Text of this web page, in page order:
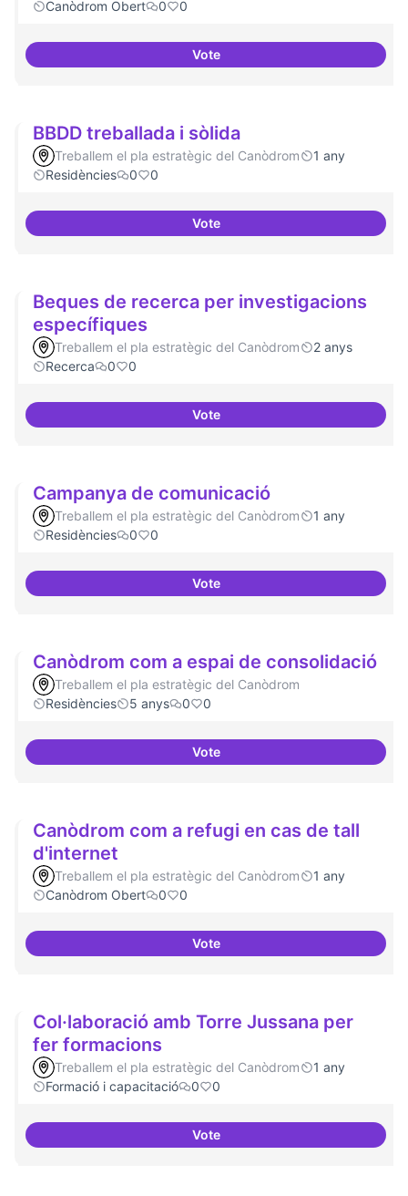
Canòdrom Obert 0 0
VoteBar obert, que sigui punt de
BBDD treballada i sòlida
Treballem el pla estratègic del Canòdrom
1 any
Residències
0 0
VoteBBDD treballada i sòlida
Beques de recerca per investigacions
específiques
Treballem el pla estratègic del Canòdrom
2 anys
Recerca
0 0
VoteBeques de recerca per
Campanya de comunicació
Treballem el pla estratègic del Canòdrom
1 any
Residències
0 0
VoteCampanya de comunicació
Canòdrom com a espai de consolidació
Treballem el pla estratègic del Canòdrom
Residències
5 anys 0 0
VoteCanòdrom com a espai de
Canòdrom com a refugi en cas de tall
d'internet
Treballem el pla estratègic del Canòdrom
1 any
Canòdrom Obert
0 0
VoteCanòdrom com a refugi en cas
Col·laboració amb Torre Jussana per
fer formacions
Treballem el pla estratègic del Canòdrom
1 any
Formació i capacitació
0 0
VoteCol·laboració amb Torre